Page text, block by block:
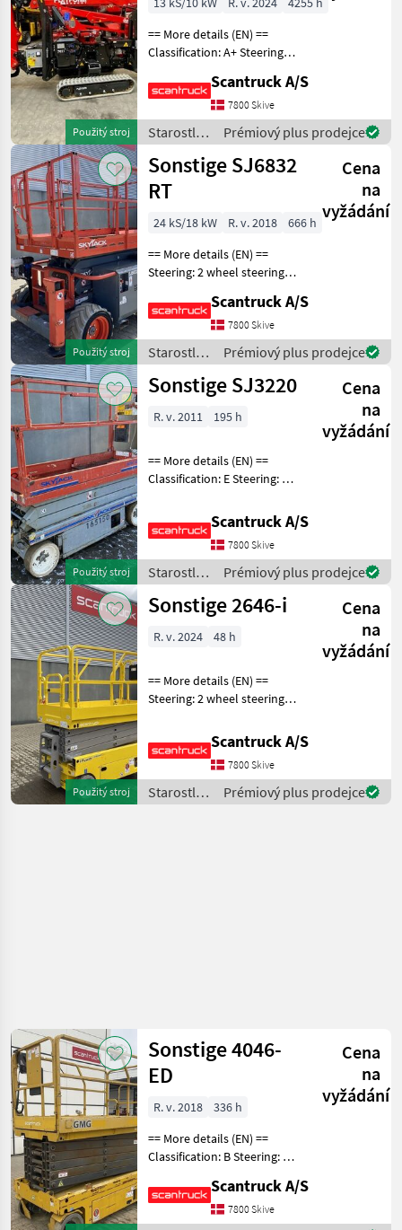
Použitý stroj
== More details (EN) ==
Classification: A+ Steering:
equipment,
loading/telescopic arm:
Extra charge for hydraulic
basket rotation 70+70 deg
Scantruck A/S
7800 Skive
Starostlivosť
o stromy /
Sonstige
Prémiový plus prodejce
Použitý stroj
Sonstige SJ6832
RT
Cena
na
vyžádání
24 kS/18 kW R. v. 2018
666 h
== More details (EN) ==
Steering: 2 wheel steering
stabilizers Wheel front
brand: OTR Outrigger Wheel
front type: None marking
Wheel rear
Scantruck A/S
7800 Skive
Starostlivosť
o stromy /
Sonstige
Prémiový plus prodejce
Použitý stroj
Sonstige SJ3220
Cena
na
vyžádání
R. v. 2011 195 h
== More details (EN) ==
Classification: E Steering: 2
24 Lifting speed up/down
(sek.): 30 Gradeability (%):
25 Platform height: 5790 m
Scantruck A/S
7800 Skive
Starostlivosť
o stromy /
Sonstige
Prémiový plus prodejce
Použitý stroj
Sonstige 2646-i
Cena
na
vyžádání
R. v. 2024 48 h
== More details (EN) ==
Steering: 2 wheel steering
marking tires Wheel rear
type: Non-marking tires
Battery (V): 24 Lifting speed
up/down (s
Scantruck A/S
7800 Skive
Starostlivosť
o stromy /
Prémiový plus prodejce
Sonstige 4046-
ED
Cena
na
vyžádání
R. v. 2018
336 h
== More details (EN) ==
Classification: B Steering: 2
type: non-marking Wheel
rear type: non-marking
Scantruck A/S
7800 Skive